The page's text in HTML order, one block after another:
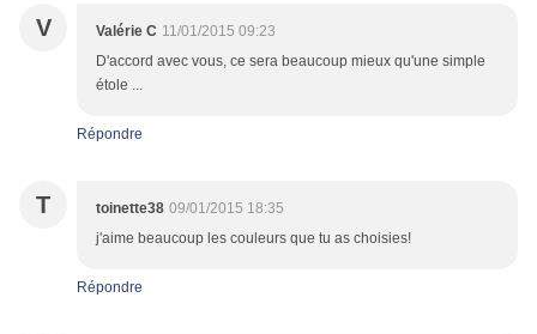
V Valérie C 11/01/2015 09:23
D'accord avec vous, ce sera beaucoup mieux qu'une simple
étole ...
Répondre
T toinette38 09/01/2015 18:35
j'aime beaucoup les couleurs que tu as choisies!
Répondre